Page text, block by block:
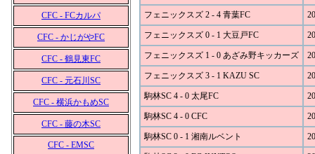
CFC - FCカルパ
CFC - かじがやFC
CFC - 鶴見東FC
CFC - 元石川SC
CFC - 横浜かもめSC
CFC - 藤の木SC
CFC - EMSC
フェニックスズ 2 - 4 青葉FC
フェニックスズ 0 - 1 大豆戸FC
フェニックスズ 1 - 0 あざみ野キッカーズ
フェニックスズ 3 - 1 KAZU SC
駒林SC 4 - 0 太尾FC
駒林SC 4 - 0 CFC
駒林SC 0 - 1 湘南ルベント